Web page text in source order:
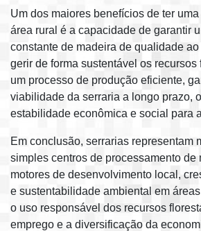
Um dos maiores benefícios de ter
área rural é a capacidade de garantir
constante de madeira de qualidade
gerir de forma sustentável os recursos
um processo de produção eficiente,
viabilidade da serraria a longo prazo,
estabilidade econômica e social para
Em conclusão, serrarias representam
simples centros de processamento de
motores de desenvolvimento local,
e sustentabilidade ambiental em
o uso responsável dos recursos
emprego e a diversificação da